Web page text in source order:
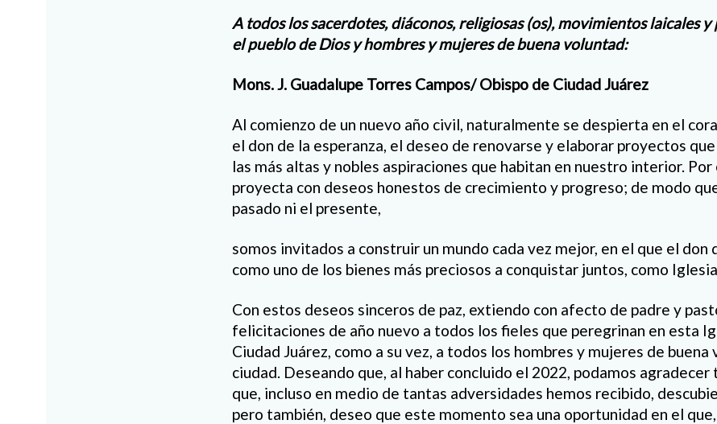
A todos los sacerdotes, diáconos, religiosas (os), movimientos laicales
elpueblo de Dios y hombres y mujeres de buena voluntad:
Mons. J. Guadalupe Torres Campos/ Obispo de Ciudad Juárez
Al comienzo de un nuevo año civil, naturalmente se despierta en el
el don de la esperanza, el deseo de renovarse y elaborar proyectos
las más altas y nobles aspiraciones que habitan en nuestro interior.
proyecta con deseos honestos de crecimiento y progreso; de modo
pasado ni el presente,
somos invitados a construir un mundo cada vez mejor, en el que el don
como uno de los bienes más preciosos a conquistar juntos, como
Con estos deseos sinceros de paz, extiendo con afecto de padre y
felicitaciones de año nuevo a todos los fieles que peregrinan en esta
Ciudad Juárez, como a su vez, a todos los hombres y mujeres de
ciudad. Deseando que, al haber concluido el 2022, podamos agradecer
que, incluso en medio de tantas adversidades hemos recibido,
pero también, deseo que este momento sea una oportunidad en el